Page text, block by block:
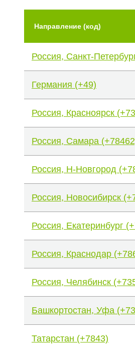
Направление (код)
Россия, Санкт-
Германия (+49)
Россия, Красноярск
Россия, Самара
Россия, Н-Новгород
Россия, Новосибирск
Россия, Екатеринбург
Россия, Краснодар
Россия, Челябинск
Башкортостан, Уфа
Татарстан (+7843)